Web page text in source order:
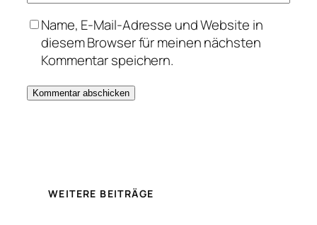
Name, E-Mail-Adresse und Website in
diesem Browser für meinen nächsten
Kommentar speichern.
WEITERE BEITRÄGE